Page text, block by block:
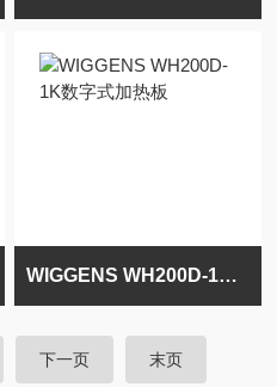
WIGGENS WH200D-1K数字式加热板
下一页 末页